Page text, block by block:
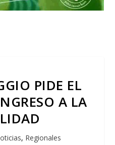
PIDE EL
A LA
, Regionales